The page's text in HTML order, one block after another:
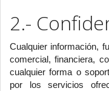
2.-
Cualquier información,
comercial, financiera,
cualquier forma o
por los servicios